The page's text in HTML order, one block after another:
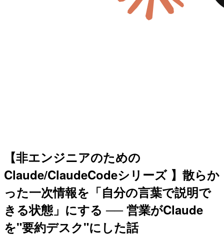
【非エンジニアのための
Claude/ClaudeCodeシリーズ 】散らか
った一次情報を「自分の言葉で説明で
きる状態」にする ── 営業がClaude
を"要約デスク"にした話